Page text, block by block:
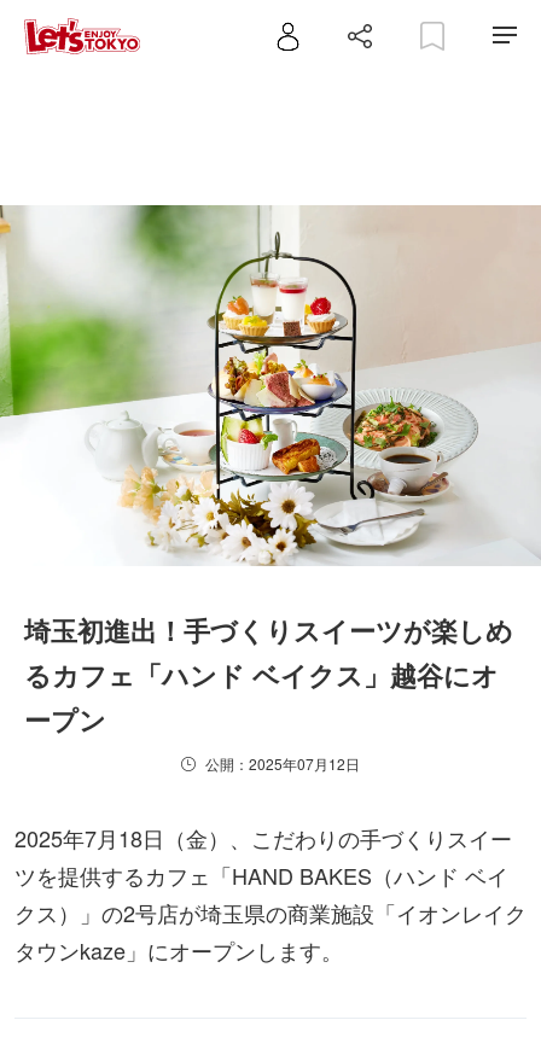
埼玉初進出！手づくりスイーツが楽しめ
るカフェ「ハンド ベイクス」越谷にオ
ープン
公開：2025年07月12日
2025年7月18日（金）、こだわりの手づくりスイー
ツを提供するカフェ「HAND BAKES（ハンド ベイ
クス）」の2号店が埼玉県の商業施設「イオンレイク
タウンkaze」にオープンします。